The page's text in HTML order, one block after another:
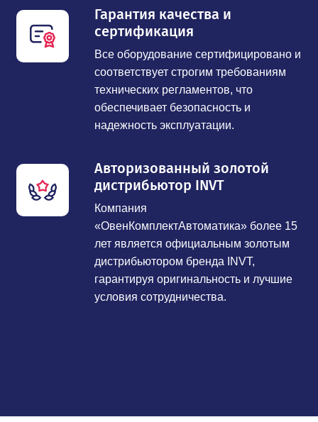
Гарантия качества и
сертификация
Все оборудование сертифицировано и
соответствует строгим требованиям
технических регламентов, что
обеспечивает безопасность и
надежность эксплуатации.
Авторизованный золотой
дистрибьютор INVT
Компания
«ОвенКомплектАвтоматика» более 15
лет является официальным золотым
дистрибьютором бренда INVT,
гарантируя оригинальность и лучшие
условия сотрудничества.